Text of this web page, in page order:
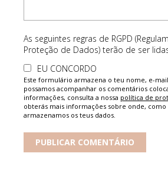
As seguintes regras de RGPD
Proteção de Dados) terão de ser
EU CONCORDO
Este formulário armazena o teu nome, e-
possamos acompanhar os comentários
informações, consulta a nossa política de
obterás mais informações sobre onde,
armazenamos os teus dados.